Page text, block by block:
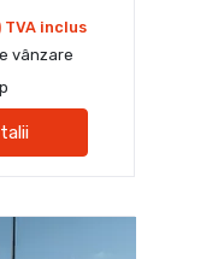
inclus
vânzare